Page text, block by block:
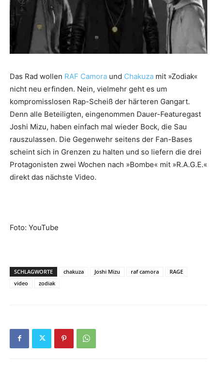
Das Rad wollen RAF Camora und Chakuza mit »Zodiak«
nicht neu erfinden. Nein, vielmehr geht es um
kompromisslosen Rap-Scheiß der härteren Gangart.
Denn alle Beteiligten, eingenommen Dauer-Featuregast
Joshi Mizu, haben einfach mal wieder Bock, die Sau
rauszulassen. Die Gegenwehr seitens der Fan-Bases
scheint sich in Grenzen zu halten und so liefern die drei
Protagonisten zwei Wochen nach »Bombe« mit »R.A.G.E.«
direkt das nächste Video.
Foto: YouTube
SCHLAGWORTE chakuza Joshi Mizu raf camora
RAGE
video
zodiak